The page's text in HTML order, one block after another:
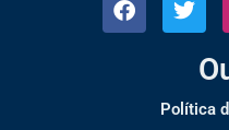
Política